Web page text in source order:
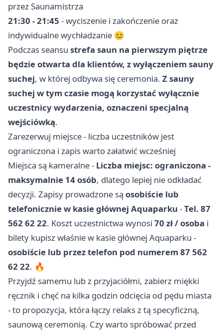
przez Saunamistrza
21:30 - 21:45 - wyciszenie i zakończenie oraz
indywidualne wychładzanie 😊
Podczas seansu strefa saun na pierwszym piętrze
będzie otwarta dla klientów, z wyłączeniem sauny
suchej, w której odbywa się ceremonia. Z sauny
suchej w tym czasie mogą korzystać wyłącznie
uczestnicy wydarzenia, oznaczeni specjalną
wejściówką.
Zarezerwuj miejsce - liczba uczestników jest
ograniczona i zapis warto załatwić wcześniej
Miejsca są kameralne - Liczba miejsc: ograniczona -
maksymalnie 14 osób, dlatego lepiej nie odkładać
decyzji. Zapisy prowadzone są osobiście lub
telefonicznie w kasie głównej Aquaparku -Tel. 87
562 62 22. Koszt uczestnictwa wynosi 70 zł / osoba i
bilety kupisz właśnie w kasie głównej Aquaparku -
osobiście lub przez telefon pod numerem 87 562
62 22. 🔥
Przyjdź samemu lub z przyjaciółmi, zabierz miękki
ręcznik i chęć na kilka godzin odcięcia od pędu miasta
- to propozycja, która łączy relaks z tą specyficzną,
saunową ceremonią. Czy warto spróbować przed